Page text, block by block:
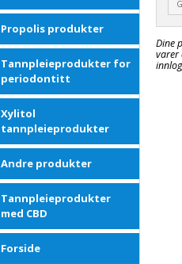
Propolis produkter
Tannpleieprodukter for
periodontitt
Xylitol
tannpleieprodukter
Andre produkter
Tannpleieprodukter
med CBD
Forside
Dine
varer